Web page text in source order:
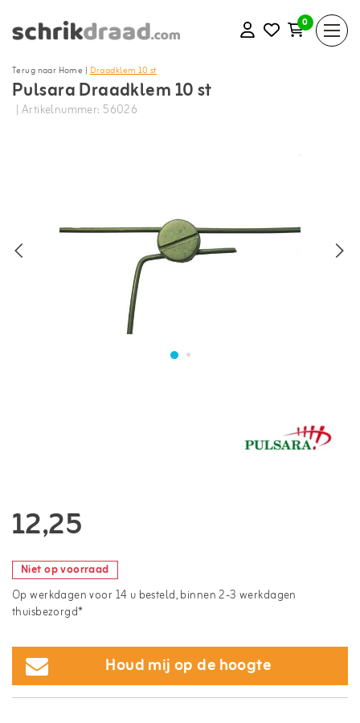
0
Terug naar Home |Draadklem 10 st
Pulsara Draadklem 10 st
| Artikelnummer: 56026
12,25
Niet op voorraad
Op werkdagen voor 14 u besteld, binnen 2-3 werkdagen
thuisbezorgd*
Houd mij op de hoogte